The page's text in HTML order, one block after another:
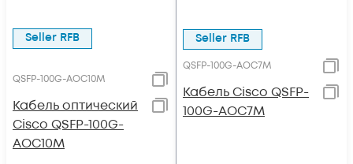
Seller RFB
QSFP-100G-AOC10M
Кабель оптический
Cisco QSFP-100G-
AOC10M
Seller RFB
QSFP-100G-AOC7M
Кабель Cisco QSFP-
100G-AOC7M